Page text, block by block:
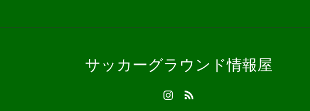
サッカーグラウンド情報屋